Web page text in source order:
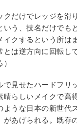
クだけでレッジを滑
いう、技名だけでも
イクするという所は
とは逆方向に回転し
で見せたハードフリ
晴らしいメイクで高
ような日本の新世代
があげられる。既存